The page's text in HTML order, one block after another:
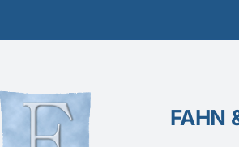
FAHN